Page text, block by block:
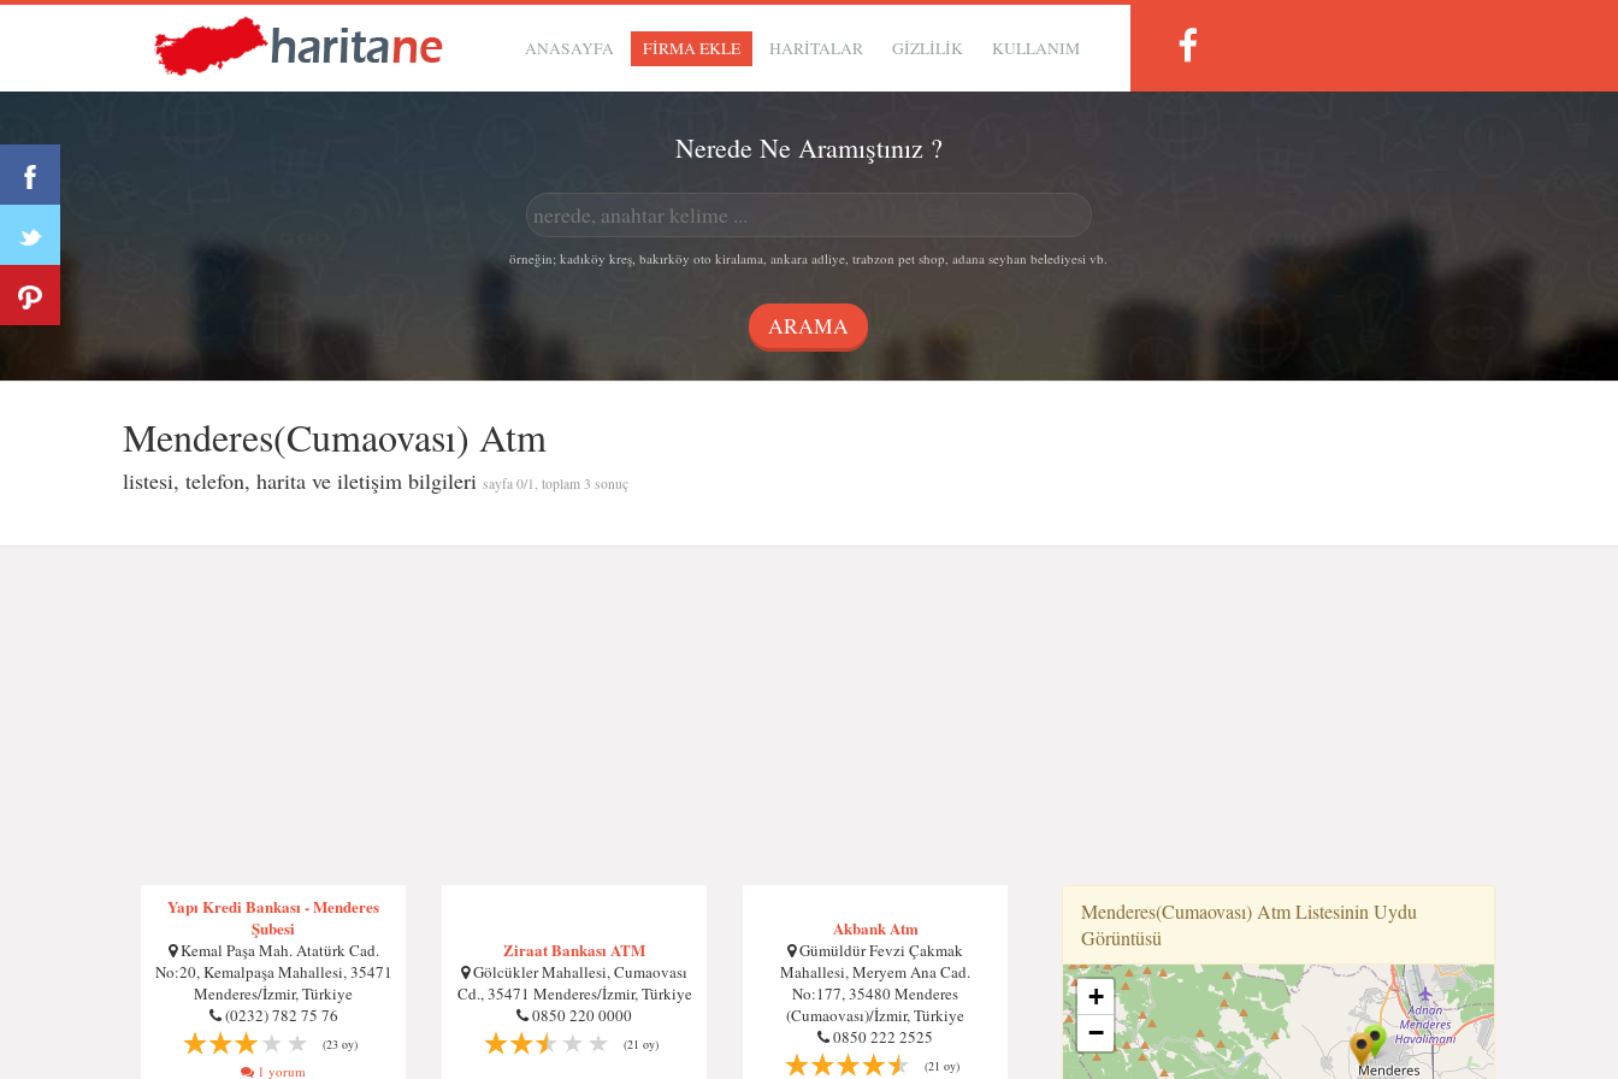
ANASAYFA FİRMA EKLE HARİTALAR GIZLILIK KULLANIM
Nerede Ne Aramıştınız ?
örneğin; kadıköy kreş, bakırköy oto kiralama, ankara adliye, trabzon pet shop, adana seyhan belediyesi vb.
Menderes(Cumaovası) Atm
listesi, telefon, harita ve iletişim bilgileri sayfa 0/1, toplam 3 sonuç
Yapı Kredi Bankası - Menderes
Şubesi
Kemal Paşa Mah. Atatürk Cad.
No:20, Kemalpaşa Mahallesi, 35471
Menderes/İzmir, Türkiye
(0232) 782 75 76
(23 oy)
1 yorum
Ziraat Bankası ATM
Gölcükler Mahallesi, Cumaovası
Cd., 35471 Menderes/İzmir, Türkiye
0850 220 0000
(21 oy)
Akbank Atm
Gümüldür Fevzi Çakmak
Mahallesi, Meryem Ana Cad.
No:177, 35480 Menderes
(Cumaovası)/İzmir, Türkiye
0850 222 2525
(21 oy)
Menderes(Cumaovası) Atm Listesinin Uydu
Görüntüsü
+
−